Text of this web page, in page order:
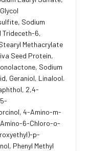
Sodium
Trideceth-6,
Methacrylate
Seed Protein,
Sodium
Geraniol, Linalool.
2,4-
4-Amino-m-
6-Chloro-o-
p-
Phenyl Methyl